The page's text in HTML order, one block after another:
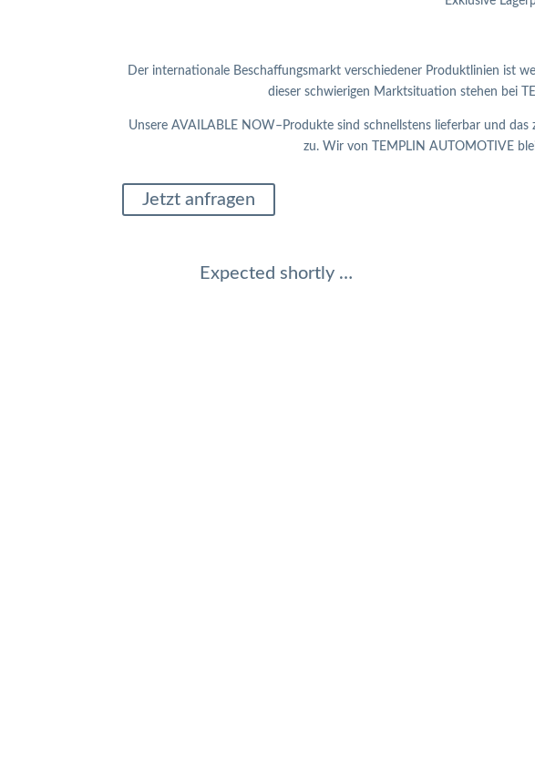
Der internationale Beschaffungsmarkt verschiedener Produktlinien ist
dieser schwierigen Marktsituation stehen bei
Unsere AVAILABLE NOW–Produkte sind schnellstens lieferbar und
zu. Wir von TEMPLIN AUTOMOTIVE
Jetzt anfragen
Expected shortly …